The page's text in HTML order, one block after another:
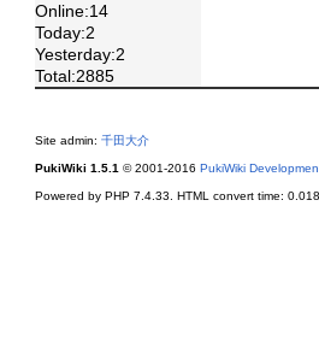
Online:14
Today:2
Yesterday:2
Total:2885
Site admin: 千田大介
PukiWiki 1.5.1 © 2001-2016 PukiWiki
Powered by PHP 7.4.33. HTML convert time: 0.018